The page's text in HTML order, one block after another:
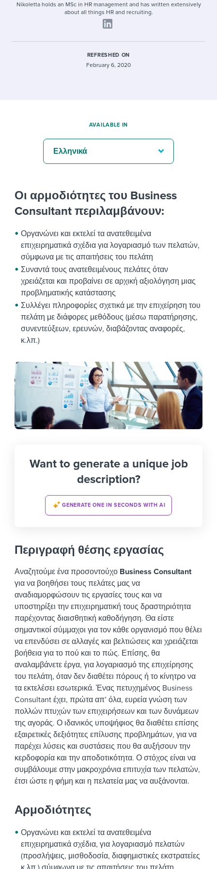
Nikoletta holds an MSc in HR management and has written extensively
about all things HR and recruiting.
REFRESHED ON
February 6, 2020
Οι αρμοδιότητες του Business
Consultant περιλαμβάνουν:
Οργανώνει και εκτελεί τα ανατεθειμένα
επιχειρηματικά σχέδια για λογαριασμό των πελατών,
σύμφωνα με τις απαιτήσεις του πελάτη
Συναντά τους ανατεθειμένους πελάτες όταν
χρειάζεται και προβαίνει σε αρχική αξιολόγηση μιας
προβληματικής κατάστασης
Συλλέγει πληροφορίες σχετικά με την επιχείρηση του
πελάτη με διάφορες μεθόδους (μέσω παρατήρησης,
συνεντεύξεων, ερευνών, διαβάζοντας αναφορές,
κ.λπ.)
Want to generate a unique job
description?
GENERATE ONE IN SECONDS WITH AI
Περιγραφή θέσης εργασίας
Αναζητούμε ένα προσοντούχο Business Consultant
για να βοηθήσει τους πελάτες μας να
αναδιαμορφώσουν τις εργασίες τους και να
υποστηρίξει την επιχειρηματική τους δραστηριότητα
παρέχοντας διαισθητική καθοδήγηση. Θα είστε
σημαντικοί σύμμαχοι για τον κάθε οργανισμό που θέλει
να επενδύσει σε αλλαγές και βελτιώσεις και χρειάζεται
βοήθεια για το πού και το πώς. Επίσης, θα
αναλαμβάνετε έργα, για λογαριασμό της επιχείρησης
του πελάτη, όταν δεν διαθέτει πόρους ή το κίνητρο να
τα εκτελέσει εσωτερικά. Ένας πετυχημένος Business
Consultant έχει, πρώτα απ’ όλα, ευρεία γνώση των
πολλών πτυχών των επιχειρήσεων και των δυνάμεων
της αγοράς. Ο ιδανικός υποψήφιος θα διαθέτει επίσης
εξαιρετικές δεξιότητες επίλυσης προβλημάτων, για να
παρέχει λύσεις και συστάσεις που θα αυξήσουν την
κερδοφορία και την αποδοτικότητα. Ο στόχος είναι να
συμβάλουμε στην μακροχρόνια επιτυχία των πελατών,
έτσι ώστε η φήμη και η πελατεία μας να αυξάνονται.
Αρμοδιότητες
Οργανώνει και εκτελεί τα ανατεθειμένα
επιχειρηματικά σχέδια, για λογαριασμό πελατών
(προσλήψεις, μισθοδοσία, διαφημιστικές εκστρατείες
AVAILABLE IN
Ελληνικά